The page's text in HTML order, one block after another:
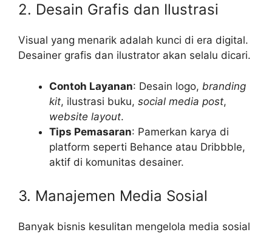
2. Desain Grafis dan Ilustrasi
Visual yang menarik adalah kunci di era digital.
Desainer grafis dan ilustrator akan selalu dicari.
Contoh Layanan: Desain logo, branding
kit, ilustrasi buku, social media post,
website layout.
Tips Pemasaran: Pamerkan karya di
platform seperti Behance atau Dribbble,
aktif di komunitas desainer.
3. Manajemen Media Sosial
Banyak bisnis kesulitan mengelola media sosial